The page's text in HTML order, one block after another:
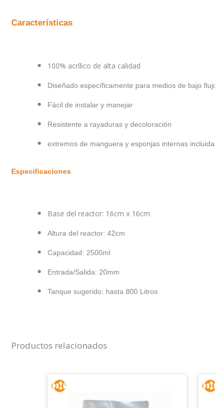
Características
100% acrílico de alta calidad
Diseñado específicamente para medios de bajo
Fácil de instalar y manejar
Resistente a rayaduras y decoloración
extremos de manguera y esponjas internas
Especificaciones
Base del reactor: 16cm x 16cm
Altura del reactor: 42cm
Capacidad: 2500ml
Entrada/Salida: 20mm
Tanque sugerido: hasta 800 Litros
Productos relacionados